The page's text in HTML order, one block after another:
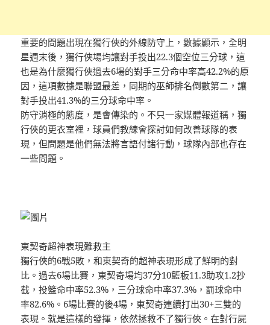
重要的問題出現在獨行俠的外線防守上，數據顯示，全明
星週末後，獨行俠場均讓對手投出22.3個空位三分球，這
也是為什麼獨行俠過去6場的對手三分命中率高42.2%的原
因，這項數據是聯盟最差，同期的巫師排名倒數第二，讓
對手投出41.3%的三分球命中率。
防守消極的態度，是會傳染的。不只一家媒體報道稱，獨
行俠的更衣室裡，球員們教練會探討如何改善球隊的表
現，但問題是他們無法將言語付諸行動，球隊內部也存在
一些問題。
東契奇超神表現難救主
獨行俠的6戰5敗，和東契奇的超神表現形成了鮮明的對
比。過去6場比賽，東契奇場均37分10籃板11.3助攻1.2抄
截，投籃命中率52.3%，三分球命中率37.3%，罰球命中
率82.6%。6場比賽的後4場，東契奇連續打出30+三雙的
表現。就是這樣的發揮，依然拯救不了獨行俠。在對行屍